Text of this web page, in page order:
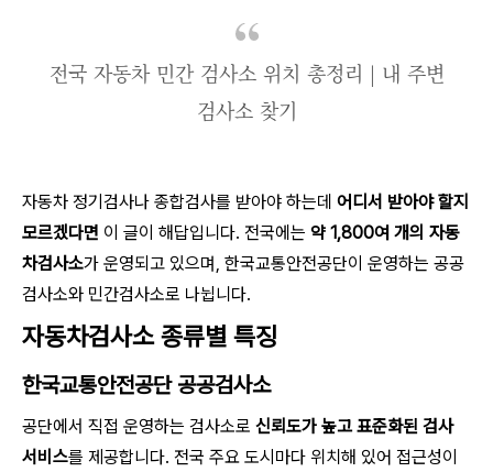
전국 자동차 민간 검사소 위치 총정리 | 내 주변
검사소 찾기
자동차 정기검사나 종합검사를 받아야 하는데 어디서 받아야 할지
모르겠다면 이 글이 해답입니다. 전국에는 약 1,800여 개의 자동
차검사소가 운영되고 있으며, 한국교통안전공단이 운영하는 공공
검사소와 민간검사소로 나뉩니다.
자동차검사소 종류별 특징
한국교통안전공단 공공검사소
공단에서 직접 운영하는 검사소로 신뢰도가 높고 표준화된 검사
서비스를 제공합니다. 전국 주요 도시마다 위치해 있어 접근성이